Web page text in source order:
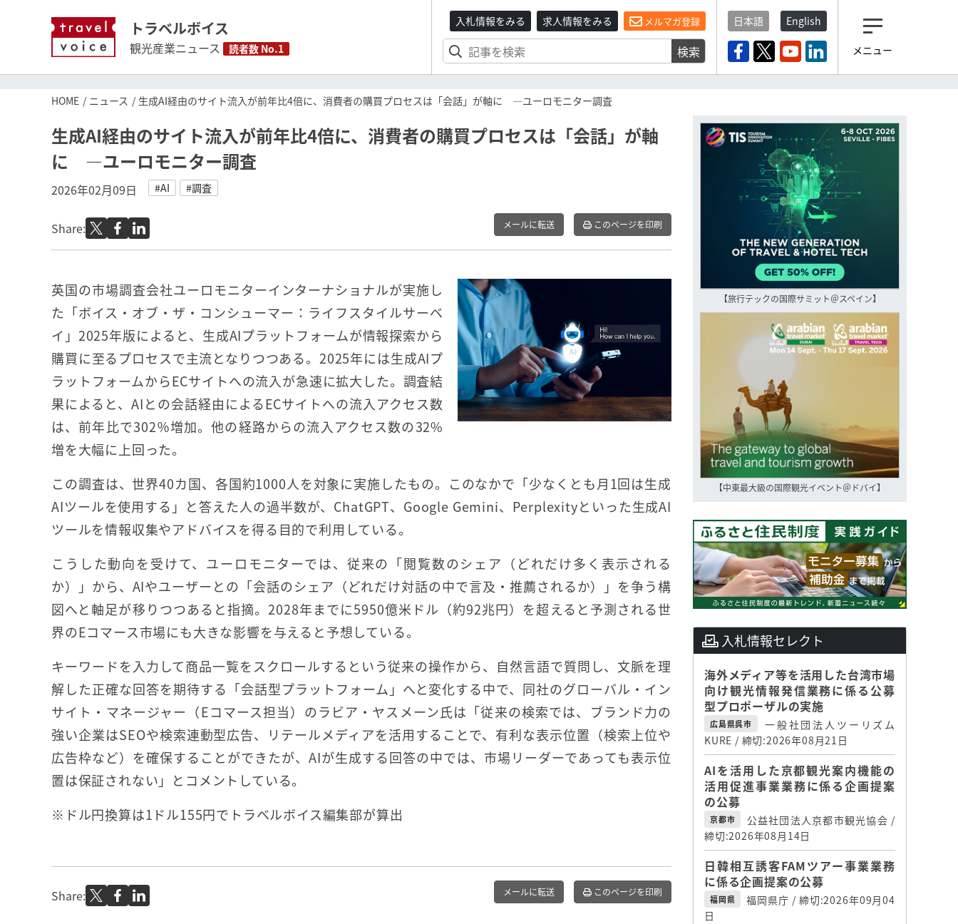
トラベルボイス
観光産業ニュース 読者数 No.1
入札情報をみる 求人情報をみる メルマガ登録
検索
日本語 English
メニュー
HOME ニュース 生成AI経由のサイト流入が前年比4倍に、消費者の購買プロセスは「会話」が軸に ―ユーロモニター調査
生成AI経由のサイト流入が前年比4倍に、消費者の購買プロセスは「会話」が軸
に ―ユーロモニター調査
2026年02月09日 #AI #調査
Share: メールに転送 このページを印刷
英国の市場調査会社ユーロモニターインターナショナルが実施し
た「ボイス・オブ・ザ・コンシューマー：ライフスタイルサーベ
イ」2025年版によると、生成AIプラットフォームが情報探索から
購買に至るプロセスで主流となりつつある。2025年には生成AIプ
ラットフォームからECサイトへの流入が急速に拡大した。調査結
果によると、AIとの会話経由によるECサイトへの流入アクセス数
は、前年比で302％増加。他の経路からの流入アクセス数の32%
増を大幅に上回った。
この調査は、世界40カ国、各国約1000人を対象に実施したもの。このなかで「少なくとも月1回は生成
AIツールを使用する」と答えた人の過半数が、ChatGPT、Google Gemini、Perplexityといった生成AI
ツールを情報収集やアドバイスを得る目的で利用している。
こうした動向を受けて、ユーロモニターでは、従来の「閲覧数のシェア（どれだけ多く表示される
か）」から、AIやユーザーとの「会話のシェア（どれだけ対話の中で言及・推薦されるか）」を争う構
図へと軸足が移りつつあると指摘。2028年までに5950億米ドル（約92兆円）を超えると予測される世
界のEコマース市場にも大きな影響を与えると予想している。
キーワードを入力して商品一覧をスクロールするという従来の操作から、自然言語で質問し、文脈を理
解した正確な回答を期待する「会話型プラットフォーム」へと変化する中で、同社のグローバル・イン
サイト・マネージャー（Eコマース担当）のラビア・ヤスメーン氏は「従来の検索では、ブランド力の
強い企業はSEOや検索連動型広告、リテールメディアを活用することで、有利な表示位置（検索上位や
広告枠など）を確保することができたが、AIが生成する回答の中では、市場リーダーであっても表示位
置は保証されない」とコメントしている。
※ドル円換算は1ドル155円でトラベルボイス編集部が算出
Share: メールに転送 このページを印刷
【旅行テックの国際サミット＠スペイン】
【中東最大級の国際観光イベント＠ドバイ】
入札情報セレクト
海外メディア等を活用した台湾市場
向け観光情報発信業務に係る公募
型プロポーザルの実施
広島県呉市
一般社団法人ツーリズム
KURE / 締切:2026年08月21日
AIを活用した京都観光案内機能の
活用促進事業業務に係る企画提案
の公募
京都市
公益社団法人京都市観光協会 /
締切:2026年08月14日
日韓相互誘客FAMツアー事業業務
に係る企画提案の公募
福岡県
福岡県庁 / 締切:2026年09月04
日
観光産業ニュース「トラベ
登録済みですよね？
もし未だ登録していないなら…
いますぐ登録する